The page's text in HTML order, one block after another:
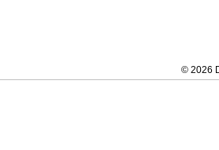
© 2026